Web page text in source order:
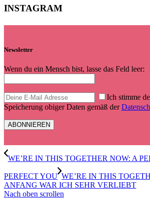
INSTAGRAM
Newsletter
Wenn du ein Mensch bist, lasse das Feld leer:
Ich stimme
Speicherung obiger Daten gemäß der
WE’RE IN THIS TOGETHER NOW: A
PERFECT YOU WE’RE IN THIS
ANFANG WAR ICH SEHR VERLIEBT
Nach oben scrollen